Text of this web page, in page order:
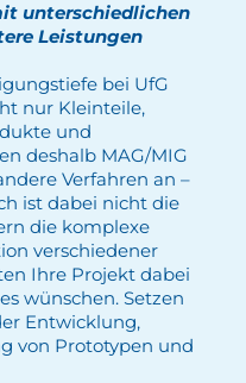
unterschiedlichen
Leistungen
bei UfG
nur Kleinteile,
und
deshalb MAG/MIG
Verfahren an –
ist dabei nicht die
die komplexe
verschiedener
Ihre Projekt dabei
wünschen. Setzen
Entwicklung,
von Prototypen und